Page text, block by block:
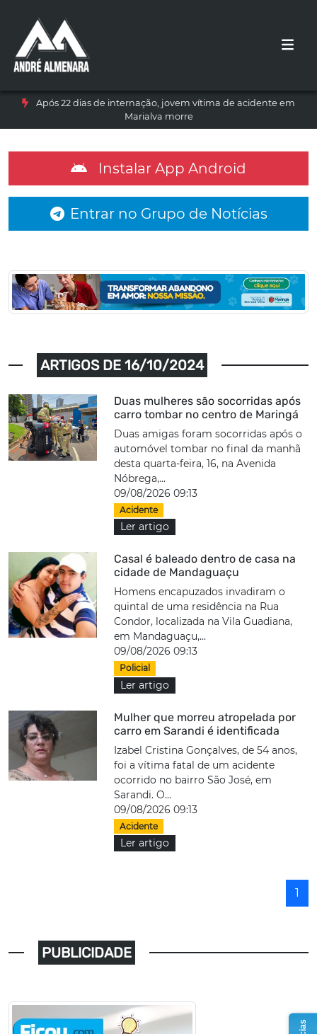
Após 22 dias de internação, jovem vítima de acidente em
Marialva morre
Instalar App Android
Entrar no Grupo de Notícias
ARTIGOS DE 16/10/2024
Duas mulheres são socorridas após
carro tombar no centro de Maringá
Duas amigas foram socorridas após o
automóvel tombar no final da manhã
desta quarta-feira, 16, na Avenida
Nóbrega,...
09/08/2026 09:13
Acidente
Ler artigo
Casal é baleado dentro de casa na
cidade de Mandaguaçu
Homens encapuzados invadiram o
quintal de uma residência na Rua
Condor, localizada na Vila Guadiana,
em Mandaguaçu,...
09/08/2026 09:13
Policial
Ler artigo
Mulher que morreu atropelada por
carro em Sarandi é identificada
Izabel Cristina Gonçalves, de 54 anos,
foi a vítima fatal de um acidente
ocorrido no bairro São José, em
Sarandi. O...
09/08/2026 09:13
Acidente
Ler artigo
1
PUBLICIDADE